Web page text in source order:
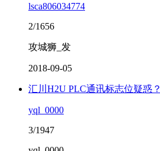
lsca806034774
2/1656
攻城狮_发
2018-09-05
汇川H2U PLC通讯标志位疑惑？
yql_0000
3/1947